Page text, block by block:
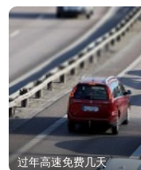
过年高速免费几天